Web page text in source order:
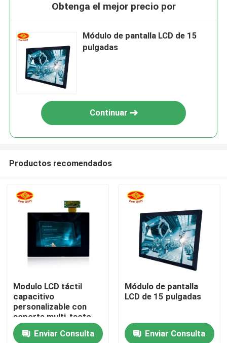
Obtenga el mejor precio por
Módulo de pantalla LCD de 15
pulgadas
Continuar
Productos recomendados
Modulo LCD táctil
capacitivo
personalizable con
soporte multi-tacto,
amplio anti-reflejo de
temperatura
Enviar Consulta
Módulo de pantalla
LCD de 15 pulgadas
Enviar Consulta